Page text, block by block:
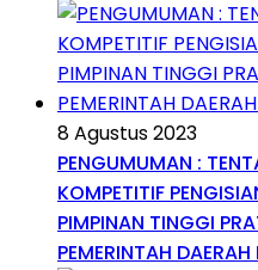
8 Agustus 2023
PENGUMUMAN :
KOMPETITIF
PIMPINAN TINGGI
PEMERINTAH